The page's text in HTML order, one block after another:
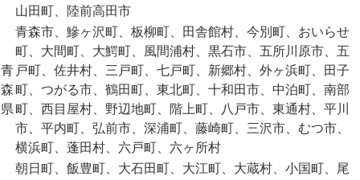
山田町、陸前高田市
青
森
県
青森市、鰺ヶ沢町、板柳町、田舎館村、今別町、おいらせ
町、大間町、大鰐町、風間浦村、黒石市、五所川原市、五
戸町、佐井村、三戸町、七戸町、新郷村、外ヶ浜町、田子
町、つがる市、鶴田町、東北町、十和田市、中泊町、南部
町、西目屋村、野辺地町、階上町、八戸市、東通村、平川
市、平内町、弘前市、深浦町、藤崎町、三沢市、むつ市、
横浜町、蓬田村、六戸町、六ヶ所村
朝日町、飯豊町、大石田町、大江町、大蔵村、小国町、尾